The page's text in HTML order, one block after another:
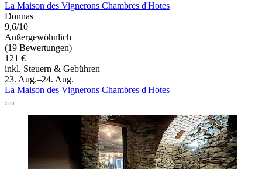
La Maison des Vignerons Chambres d'Hotes
Donnas
9,6/10
Außergewöhnlich
(19 Bewertungen)
121 €
inkl. Steuern & Gebühren
23. Aug.–24. Aug.
La Maison des Vignerons Chambres d'Hotes